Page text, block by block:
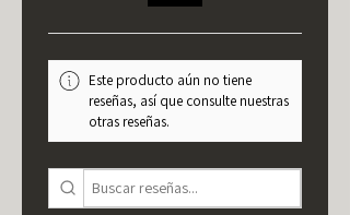
Este producto aún no tiene
reseñas, así que consulte nuestras
otras reseñas.